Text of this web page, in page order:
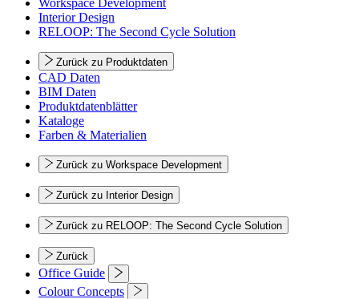
Workspace Development
Interior Design
RELOOP: The Second Cycle Solution
Zurück zu Produktdaten
CAD Daten
BIM Daten
Produktdatenblätter
Kataloge
Farben & Materialien
Zurück zu Workspace Development
Zurück zu Interior Design
Zurück zu RELOOP: The Second Cycle Solution
Zurück
Office Guide
Colour Concepts